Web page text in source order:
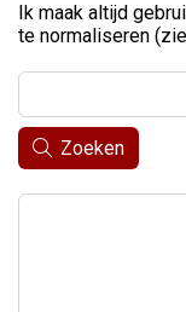
Ik maak altijd
te normaliseren
Zoeken